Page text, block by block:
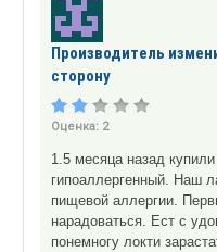
Производитель
сторону
Оценка: 2
1.5 месяца назад
гипоаллергенный. Наш
пищевой аллергии.
нарадоваться. Ест с
понемногу локти